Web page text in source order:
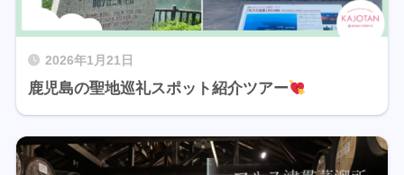
2026年1月21日
鹿児島の聖地巡礼スポット紹介ツアー